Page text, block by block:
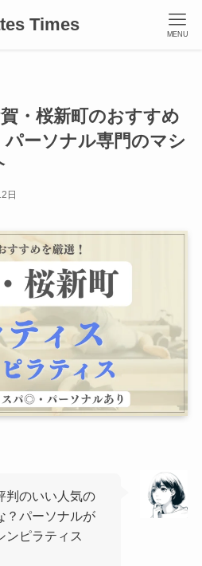
Times MENU
賀・桜新町のおすすめ
パーソナル専門のマシ
日
判のいい人気の
？パーソナルが
ンピラティス